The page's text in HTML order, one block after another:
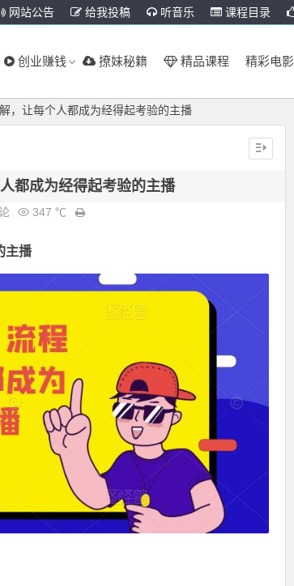
网站公告 给我投稿 听音乐 课程目录
创业赚钱 撩妹秘籍 精品课程 精彩电影
，让每个人都成为经得起考验的主播
都成为经得起考验的主播
347 ℃
主播